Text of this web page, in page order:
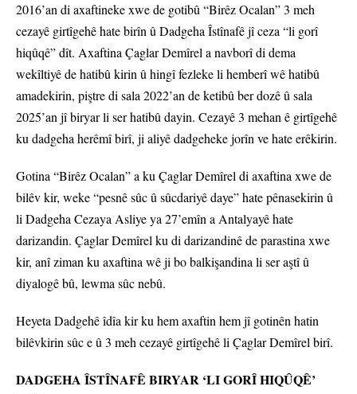
2016’an di axaftineke xwe de gotibû “Birêz Ocalan” 3 meh
cezayê girtîgehê hate birîn û Dadgeha Îstînafê jî ceza “li gorî
hiqûqê” dît. Axaftina Çaglar Demîrel a navborî di dema
wekîltiyê de hatibû kirin û hingî fezleke li hemberî wê hatibû
amadekirin, piştre di sala 2022’an de ketibû ber dozê û sala
2025’an jî biryar li ser hatibû dayin. Cezayê 3 mehan ê girtîgehê
ku dadgeha herêmî birî, ji aliyê dadgeheke jorîn ve hate erêkirin.
Gotina “Birêz Ocalan” a ku Çaglar Demîrel di axaftina xwe de
bilêv kir, weke “pesnê sûc û sûcdariyê daye” hate pênasekirin û
li Dadgeha Cezaya Asliye ya 27’emîn a Antalyayê hate
darizandin. Çaglar Demîrel ku di darizandinê de parastina xwe
kir, anî ziman ku axaftina wê ji bo balkişandina li ser aştî û
diyalogê bû, lewma sûc nebû.
Heyeta Dadgehê îdîa kir ku hem axaftin hem jî gotinên hatin
bilêvkirin sûc e û 3 meh cezayê girtîgehê li Çaglar Demîrel birî.
DADGEHA ÎSTÎNAFÊ BIRYAR ‘LI GORÎ HIQÛQÊ’